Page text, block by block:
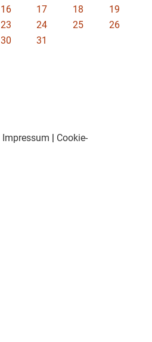
16 17 18
19
23 24 25
26
30
31
Impressum | Cookie-